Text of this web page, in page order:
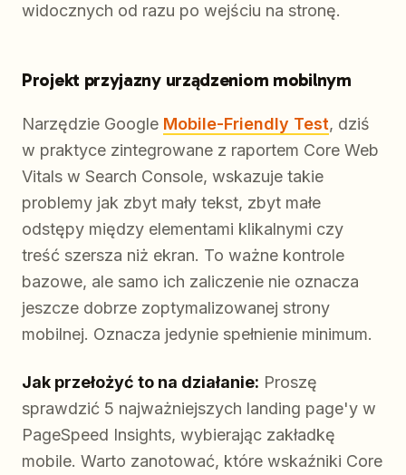
widocznych od razu po wejściu na stronę.
Projekt przyjazny urządzeniom mobilnym
Narzędzie Google Mobile-Friendly Test, dziś
w praktyce zintegrowane z raportem Core Web
Vitals w Search Console, wskazuje takie
problemy jak zbyt mały tekst, zbyt małe
odstępy między elementami klikalnymi czy
treść szersza niż ekran. To ważne kontrole
bazowe, ale samo ich zaliczenie nie oznacza
jeszcze dobrze zoptymalizowanej strony
mobilnej. Oznacza jedynie spełnienie minimum.
Jak przełożyć to na działanie: Proszę
sprawdzić 5 najważniejszych landing page'y w
PageSpeed Insights, wybierając zakładkę
mobile. Warto zanotować, które wskaźniki Core